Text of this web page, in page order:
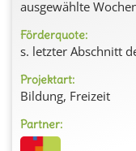
ausgewählte
Förderquote:
s. letzter Abschnitt
Projektart:
Bildung, Freizeit
Partner: